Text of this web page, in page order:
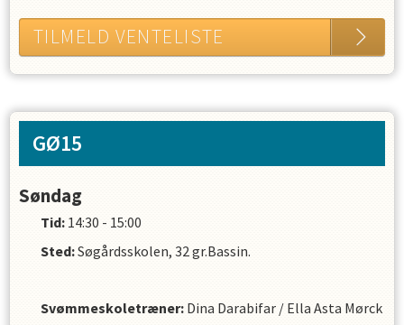
TILMELD VENTELISTE
GØ15
Søndag
Tid: 14:30 - 15:00
Sted:Søgårdsskolen, 32 gr.Bassin.
Svømmeskoletræner: Dina Darabifar / Ella Asta Mørck